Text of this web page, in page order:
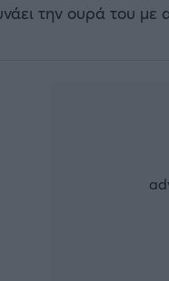
την ουρά του με